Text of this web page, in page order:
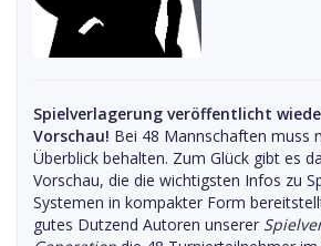
Spielverlagerung veröffentlicht
Vorschau! Bei 48 Mannschaften muss
Überblick behalten. Zum Glück gibt es
Vorschau, die die wichtigsten Infos zu
Systemen in kompakter Form
gutes Dutzend Autoren unserer